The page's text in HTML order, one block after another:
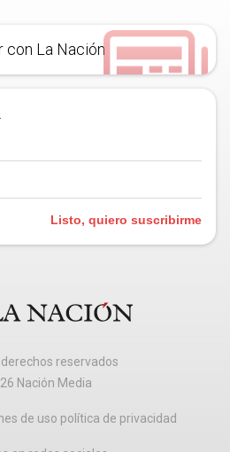
La Nación
Listo, quiero suscribirme
reservados
Nación Media
de uso política de privacidad